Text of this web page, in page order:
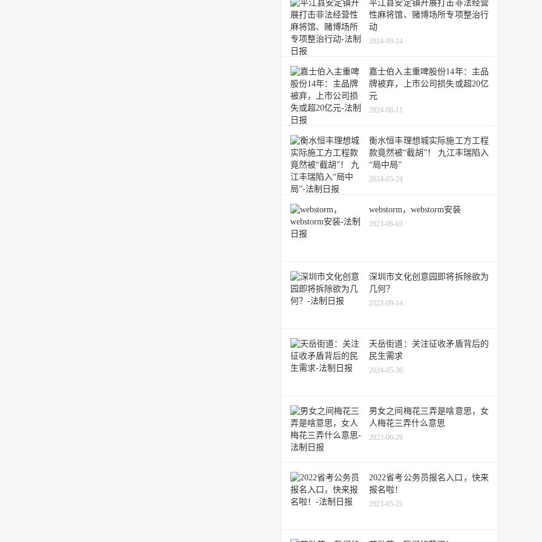
平江县安定镇开展打击非法经营
性麻将馆、赌博场所专项整治行
动
2024-09-14
嘉士伯入主重啤股份14年：主品
牌被弃，上市公司损失或超20亿
元
2024-08-11
衡水恒丰理想城实际施工方工程
款竟然被“截胡”！ 九江丰瑞陷入
“局中局”
2024-05-24
webstorm，webstorm安装
2023-06-03
深圳市文化创意园即将拆除欲为
几何？
2023-09-14
天岳街道：关注征收矛盾背后的
民生需求
2024-05-30
男女之间梅花三弄是啥意思，女
人梅花三弄什么意思
2023-06-29
2022省考公务员报名入口，快来
报名啦！
2023-05-21